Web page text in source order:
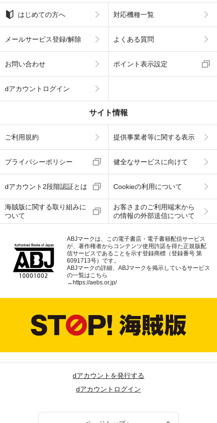
はじめての方へ 対応機種一覧
メールサービス登録/解除 よくある質問
お問い合わせ ポイント表示設定
dアカウントログイン
サイト情報
ご利用規約 提供事業者等に関する表示
プライバシーポリシー 健全なサービスに向けて
dアカウント2段階認証とは Cookieの利用について
海賊版に関する取り組みに
ついて
お客さまのご利用端末から
の情報の外部送信について
ABJマークは、この電子書店・電子書籍配信サービス
が、著作権者からコンテンツ使用許諾を得た正規版配
信サービスであることを示す登録商標（登録番号 第
6091713号）です。
ABJマークの詳細、ABJマークを掲示しているサービス
の一覧はこちら
→https://aebs.or.jp/
dアカウントを発行する
dアカウントログイン